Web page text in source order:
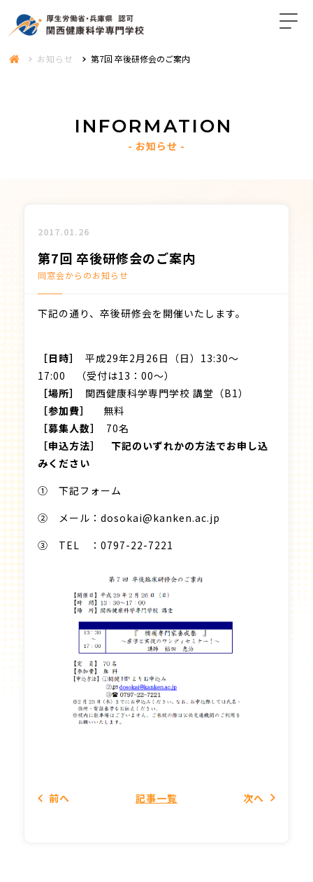
お知らせ 第7回 卒後研修会のご案内
INFORMATION
お知らせ
2017.01.26
第7回 卒後研修会のご案内
同窓会からのお知らせ
下記の通り、卒後研修会を開催いたします。
［日時］
平成29年2月26日（日）13:30～
17:00 （受付は13：00～）
［場所］
関西健康科学専門学校 講堂（B1）
［参加費］
無料
［募集人数］
70名
［申込方法］ 下記のいずれかの方法でお申し込
みください
① 下記フォーム
② メール：dosokai@kanken.ac.jp
③ TEL ：0797-22-7221
前へ 記事一覧 次へ